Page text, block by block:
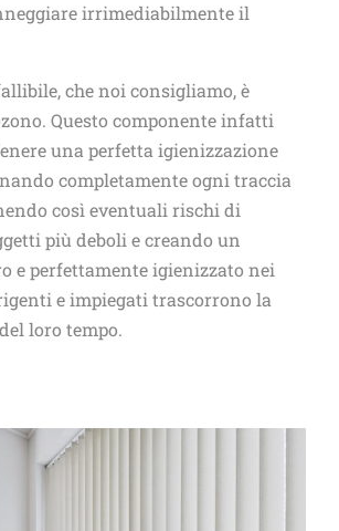
irrimediabilmente il
che noi consigliamo, è
Questo componente infatti
una perfetta igienizzazione
completamente ogni traccia
così eventuali rischi di
più deboli e creando un
e perfettamente igienizzato nei
e impiegati trascorrono la
loro tempo.